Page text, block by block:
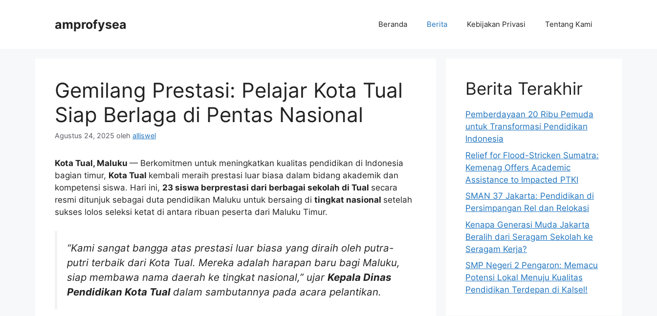
amprofysea Beranda Berita Kebijakan Privasi Tentang Kami
Gemilang Prestasi: Pelajar Kota Tual
Siap Berlaga di Pentas Nasional
Agustus 24, 2025 oleh alliswel
Kota Tual, Maluku — Berkomitmen untuk meningkatkan kualitas pendidikan di Indonesia
bagian timur, Kota Tual kembali meraih prestasi luar biasa dalam bidang akademik dan
kompetensi siswa. Hari ini, 23 siswa berprestasi dari berbagai sekolah di Tual secara
resmi ditunjuk sebagai duta pendidikan Maluku untuk bersaing di tingkat nasional setelah
sukses lolos seleksi ketat di antara ribuan peserta dari Maluku Timur.
“Kami sangat bangga atas prestasi luar biasa yang diraih oleh putra-
putri terbaik dari Kota Tual. Mereka adalah harapan baru bagi Maluku,
siap membawa nama daerah ke tingkat nasional,” ujar Kepala Dinas
Pendidikan Kota Tual dalam sambutannya pada acara pelantikan.
Berita Terakhir
Pemberdayaan 20 Ribu Pemuda
untuk Transformasi Pendidikan
Indonesia
Relief for Flood-Stricken Sumatra:
Kemenag Offers Academic
Assistance to Impacted PTKI
SMAN 37 Jakarta: Pendidikan di
Persimpangan Rel dan Relokasi
Kenapa Generasi Muda Jakarta
Beralih dari Seragam Sekolah ke
Seragam Kerja?
SMP Negeri 2 Pengaron: Memacu
Potensi Lokal Menuju Kualitas
Pendidikan Terdepan di Kalsel!